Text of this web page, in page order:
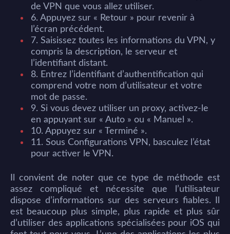
de VPN que vous allez utiliser.
6. Appuyez sur « Retour » pour revenir à
l’écran précédent.
7. Saisissez toutes les informations du VPN, y
compris la description, le serveur et
l’identifiant distant.
8. Entrez l’identifiant d’authentification qui
comprend votre nom d’utilisateur et votre
mot de passe.
9. Si vous devez utiliser un proxy, activez-le
en appuyant sur « Auto » ou « Manuel ».
10. Appuyez sur « Terminé ».
11. Sous Configurations VPN, basculez l’état
pour activer le VPN.
Il convient de noter que ce type de méthode est
assez compliqué et nécessite que l’utilisateur
dispose d’informations sur des serveurs fiables. Il
est beaucoup plus simple, plus rapide et plus sûr
d’utiliser des applications spécialisées pour iOS qui